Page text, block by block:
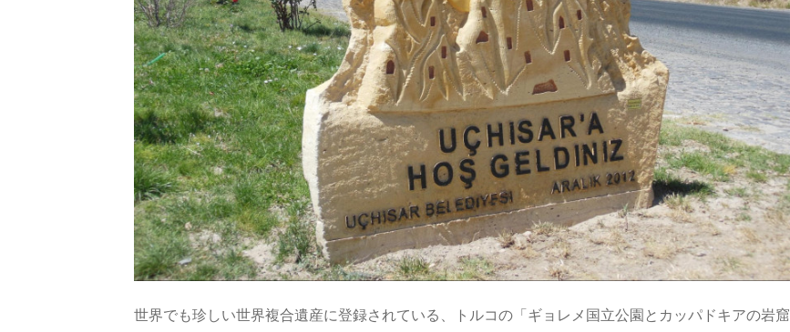
世界でも珍しい世界複合遺産に登録されている、トルコの「ギョレメ国立公園とカッパドキアの岩窟